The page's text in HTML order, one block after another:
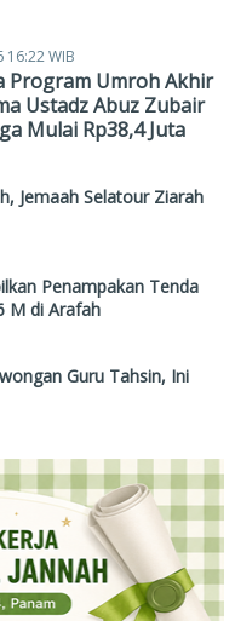
16:22 WIB
Program Umroh Akhir
Ustadz Abuz Zubair
Mulai Rp38,4 Juta
Jemaah Selatour Ziarah
Penampakan Tenda
M di Arafah
Guru Tahsin, Ini